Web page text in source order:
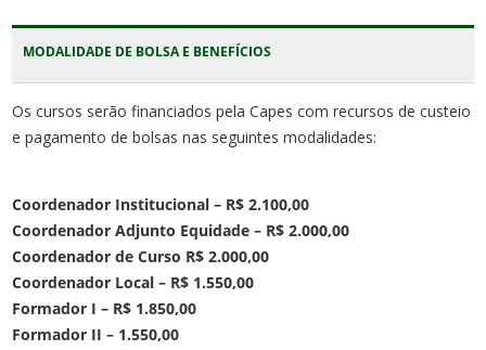
MODALIDADE DE BOLSA E BENEFÍCIOS
Os cursos serão financiados pela Capes com recursos de custeio
e pagamento de bolsas nas seguintes modalidades:
Coordenador Institucional – R$ 2.100,00
Coordenador Adjunto Equidade – R$ 2.000,00
Coordenador de Curso R$ 2.000,00
Coordenador Local – R$ 1.550,00
Formador I – R$ 1.850,00
Formador II – 1.550,00